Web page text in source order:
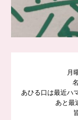
月
あひる口は最近ハ
あと最